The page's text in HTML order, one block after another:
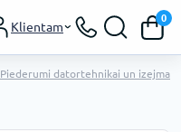
Klientam
0
Piederumi datortehnikai un